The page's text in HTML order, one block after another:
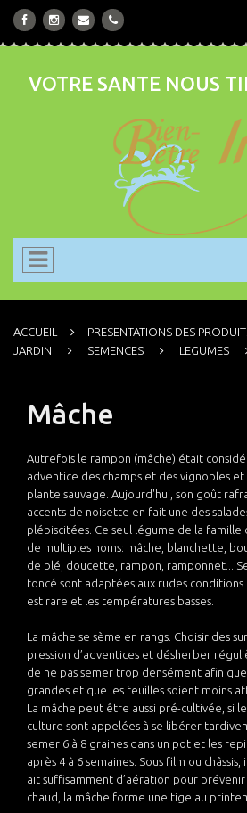
VOTRE SANTE NOUS
ACCUEIL PRESENTATIONS DES
JARDIN
SEMENCES LEGUMES
Mâche
Autrefois le rampon (mâche) était
adventice des champs et des vignobles
plante sauvage. Aujourd'hui, son goût
accents de noisette en fait une des
plébiscitées. Ce seul légume de la famille
de multiples noms: mâche, blanchette,
de blé, doucette, rampon, ramponnet...
foncé sont adaptées aux rudes
est rare et les températures basses.
La mâche se sème en rangs. Choisir des
pression d’adventices et désherber
de ne pas semer trop densément afin
grandes et que les feuilles soient moins
La mâche peut être aussi pré-cultivée, si
culture sont appelées à se libérer
semer 6 à 8 graines dans un pot et les
après 4 à 6 semaines. Sous film ou
ait suffisamment d’aération pour
chaud, la mâche forme une tige au